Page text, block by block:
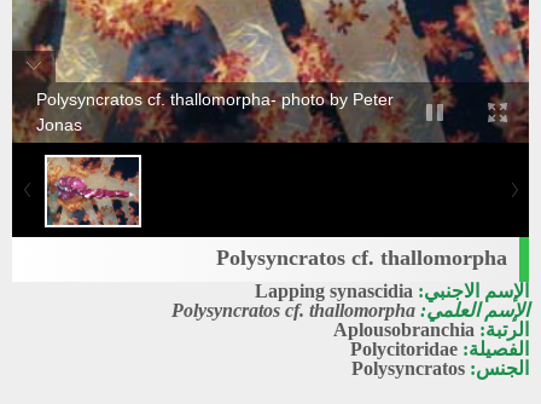
Polysyncratos cf. thallomorpha- photo by Peter
Jonas
Polysyncratos cf. thallomorpha
الإسم الاجنبي: Lapping synascidia
الإسم العلمي: Polysyncratos cf. thallomorpha
الرتبة: Aplousobranchia
الفصيلة: Polycitoridae
الجنس: Polysyncratos